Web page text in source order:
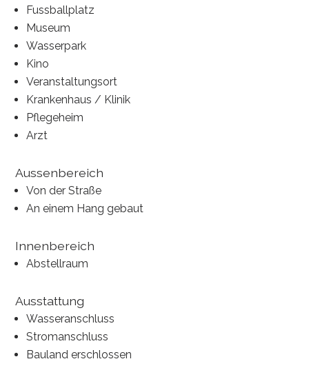
Fussballplatz
Museum
Wasserpark
Kino
Veranstaltungsort
Krankenhaus / Klinik
Pflegeheim
Arzt
Aussenbereich
Von der Straße
An einem Hang gebaut
Innenbereich
Abstellraum
Ausstattung
Wasseranschluss
Stromanschluss
Bauland erschlossen